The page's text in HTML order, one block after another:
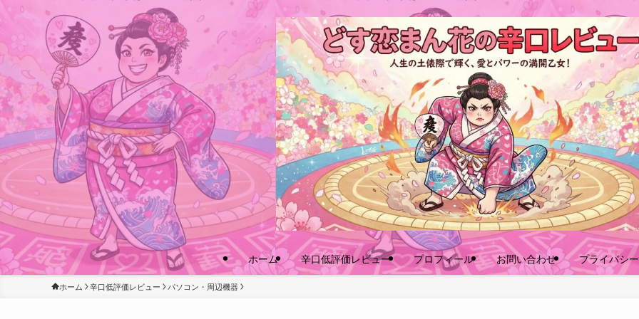
ホーム 辛口低評価レビュー プロフィール お問い合わせ プライバシ
ホーム 辛口低評価レビュー パソコン・周辺機器